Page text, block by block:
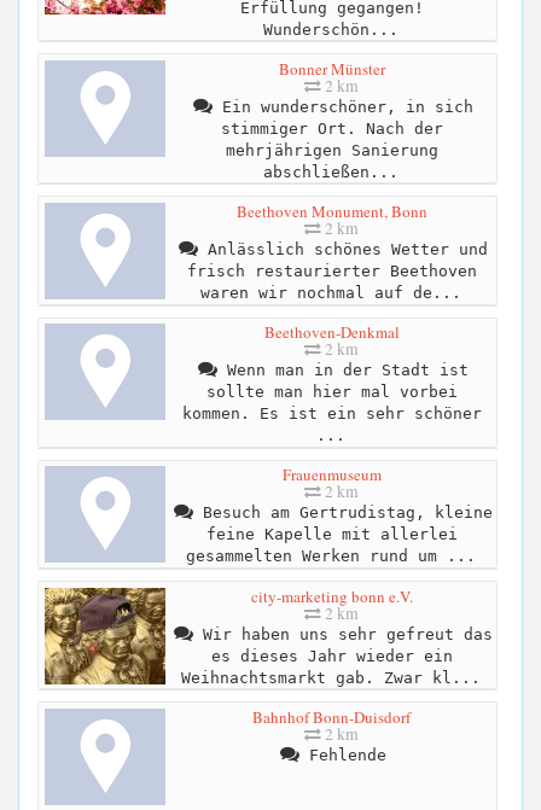
Erfüllung gegangen!
Wunderschön...
Bonner Münster
2 km
Ein wunderschöner, in sich
stimmiger Ort. Nach der
mehrjährigen Sanierung
abschließen...
Beethoven Monument, Bonn
2 km
Anlässlich schönes Wetter und
frisch restaurierter Beethoven
waren wir nochmal auf de...
Beethoven-Denkmal
2 km
Wenn man in der Stadt ist
sollte man hier mal vorbei
kommen. Es ist ein sehr schöner
...
Frauenmuseum
2 km
Besuch am Gertrudistag, kleine
feine Kapelle mit allerlei
gesammelten Werken rund um ...
city-marketing bonn e.V.
2 km
Wir haben uns sehr gefreut das
es dieses Jahr wieder ein
Weihnachtsmarkt gab. Zwar kl...
Bahnhof Bonn-Duisdorf
2 km
Fehlende